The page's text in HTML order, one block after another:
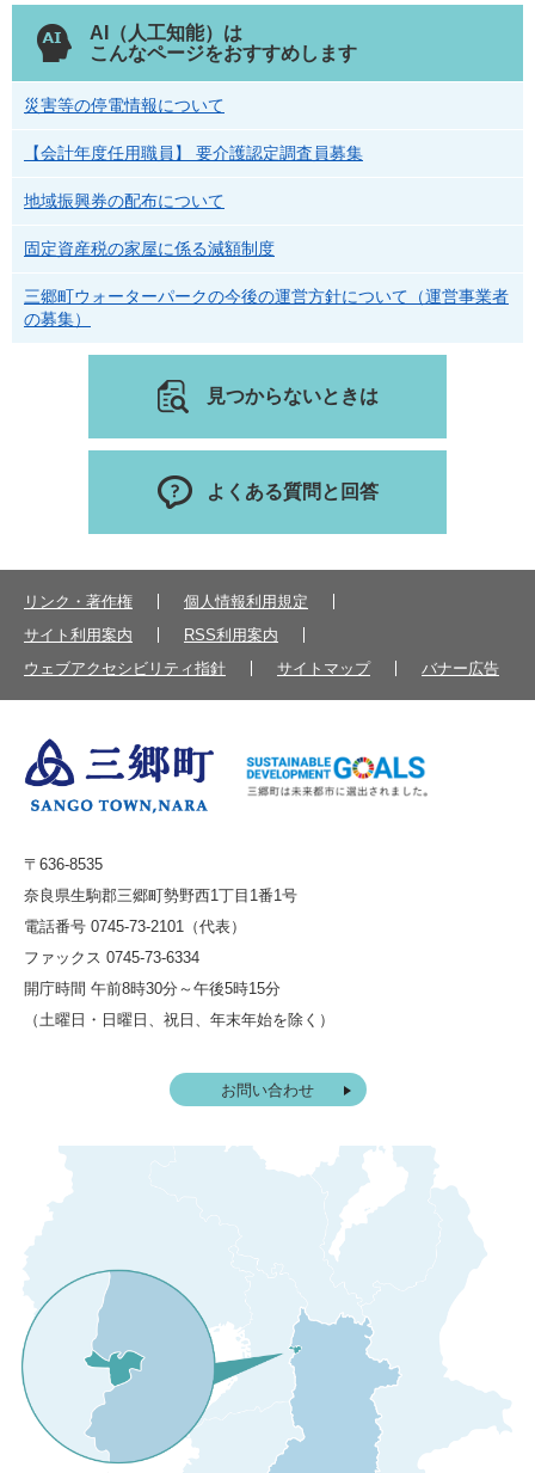
AI（人工知能）は
こんなページをおすすめします
災害等の停電情報について
【会計年度任用職員】 要介護認定調査員募集
地域振興券の配布について
固定資産税の家屋に係る減額制度
三郷町ウォーターパークの今後の運営方針について（運営事業者
の募集）
見つからないときは
よくある質問と回答
リンク・著作権
個人情報利用規定
サイト利用案内
RSS利用案内
ウェブアクセシビリティ指針
サイトマップ バナー広告
〒636-8535
奈良県生駒郡三郷町勢野西1丁目1番1号
電話番号 0745-73-2101（代表）
ファックス 0745-73-6334
開庁時間 午前8時30分～午後5時15分
（土曜日・日曜日、祝日、年末年始を除く）
お問い合わせ